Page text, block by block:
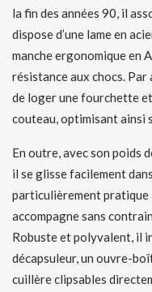
la fin des années 90, il
dispose d’une lame en
manche ergonomique en
résistance aux chocs.
de loger une fourchette
couteau, optimisant ainsi
En outre, avec son poids
il se glisse facilement
particulièrement
accompagne sans
Robuste et polyvalent, il
décapsuleur, un ouvre-
cuillère clipsables